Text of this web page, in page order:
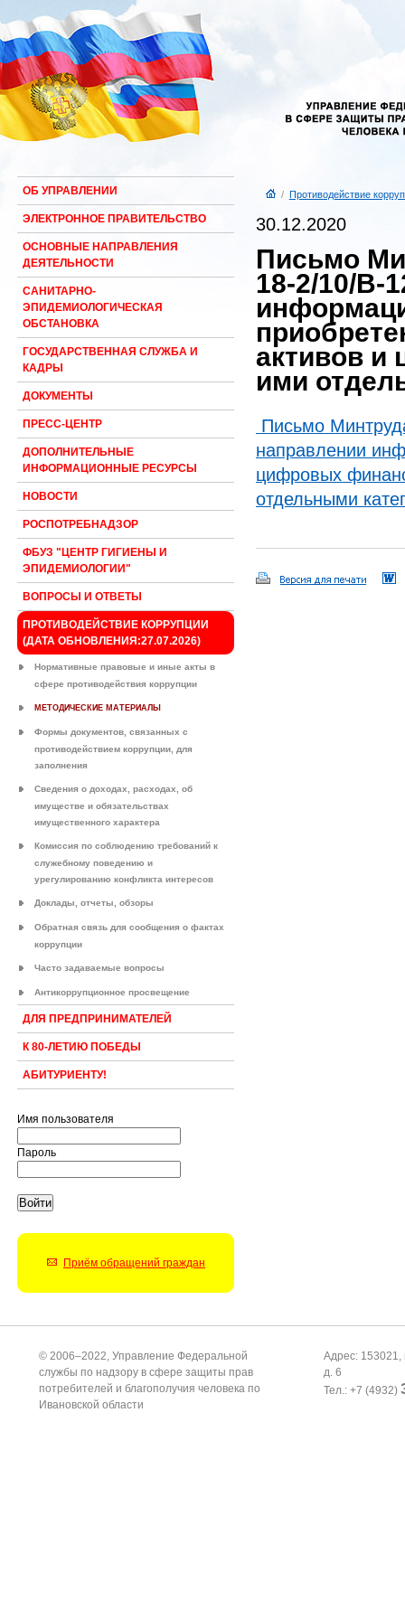
ОБ УПРАВЛЕНИИ
ЭЛЕКТРОННОЕ ПРАВИТЕЛЬСТВО
ОСНОВНЫЕ НАПРАВЛЕНИЯ
ДЕЯТЕЛЬНОСТИ
САНИТАРНО-
ЭПИДЕМИОЛОГИЧЕСКАЯ
ОБСТАНОВКА
ГОСУДАРСТВЕННАЯ СЛУЖБА И
КАДРЫ
ДОКУМЕНТЫ
ПРЕСС-ЦЕНТР
ДОПОЛНИТЕЛЬНЫЕ
ИНФОРМАЦИОННЫЕ РЕСУРСЫ
НОВОСТИ
РОСПОТРЕБНАДЗОР
ФБУЗ "ЦЕНТР ГИГИЕНЫ И
ЭПИДЕМИОЛОГИИ"
ВОПРОСЫ И ОТВЕТЫ
ПРОТИВОДЕЙСТВИЕ КОРРУПЦИИ
(ДАТА ОБНОВЛЕНИЯ:27.07.2026)
Нормативные правовые и иные акты в
сфере противодействия коррупции
МЕТОДИЧЕСКИЕ МАТЕРИАЛЫ
Формы документов, связанных с
противодействием коррупции, для
заполнения
Сведения о доходах, расходах, об
имуществе и обязательствах
имущественного характера
Комиссия по соблюдению требований к
служебному поведению и
урегулированию конфликта интересов
Доклады, отчеты, обзоры
Обратная связь для сообщения о фактах
коррупции
Часто задаваемые вопросы
Антикоррупционное просвещение
ДЛЯ ПРЕДПРИНИМАТЕЛЕЙ
К 80-ЛЕТИЮ ПОБЕДЫ
АБИТУРИЕНТУ!
Имя пользователя
Пароль
Приём обращений граждан
/ Противодействие
30.12.2020
Письмо
18-2/10/В-
активов и
ими
Письмо
направлении
цифровых
отдельными
© 2006–2022, Управление Федеральной
службы по надзору в сфере защиты прав
потребителей и благополучия человека по
Ивановской области
Адрес: 153021,
д. 6
Тел.: +7 (4932)